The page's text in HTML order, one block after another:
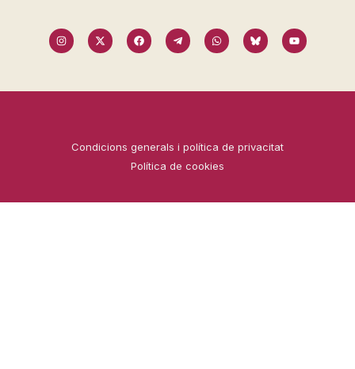
Condicions generals i política de privacitat
Política de cookies